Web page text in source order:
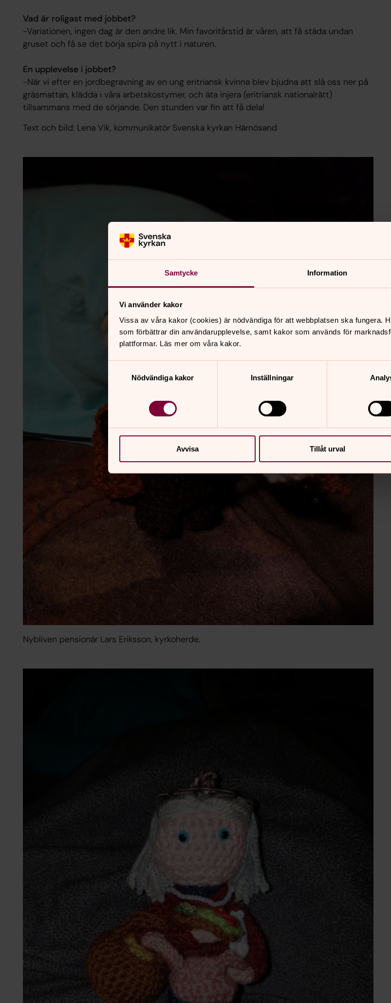
Samtycke Information
Vi använder kakor
Vissa av våra kakor (cookies) är nödvändiga för att webbplatsen ska fungera.
som förbättrar din användarupplevelse, samt kakor som används för
plattformar. Läs mer om våra kakor.
Nödvändiga kakor
Inställningar
Avvisa Tillåt urval
Vad är roligast med jobbet?
-Variationen, ingen dag är den andre lik. Min favoritårstid är våren, att få städa undan
gruset och få se det börja spira på nytt i naturen.
En upplevelse i jobbet?
-När vi efter en jordbegravning av en ung eritriansk kvinna blev bjudna att slå oss ner på
gräsmattan, klädda i våra arbetskostymer, och äta injera (eritriansk nationalrätt)
tillsammans med de sörjande. Den stunden var fin att få dela!
Text och bild: Lena Vik, kommunikatör Svenska kyrkan Härnösand
Nybliven pensionär Lars Eriksson, kyrkoherde.